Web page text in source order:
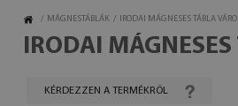
/ MÁGNESTÁBLÁK / IRODAI MÁGNESES TÁBLA
IRODAI
KÉRDEZZEN A TERMÉKRŐL